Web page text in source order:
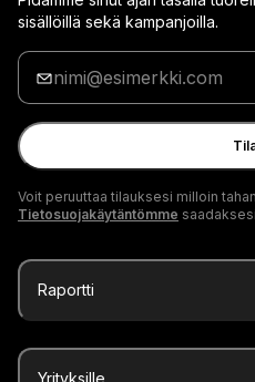
sisällöillä sekä kampanjoilla.
Anna
sähköpostiosoitteesi
Voit peruuttaa tilauksesi milloin
Tietosuojakäytäntömme
Raportti
Yrityksille